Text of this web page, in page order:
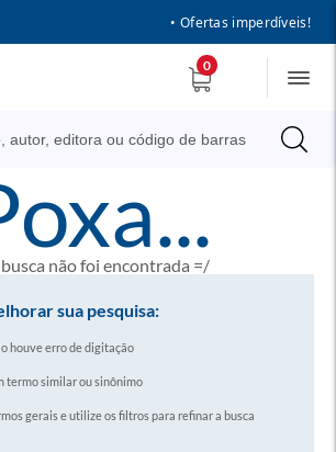
• Ofertas imperdíveis!
0
poxa...
busca não foi encontrada =/
sua pesquisa:
houve erro de digitação
termo similar ou sinônimo
gerais e utilize os filtros para refinar a busca